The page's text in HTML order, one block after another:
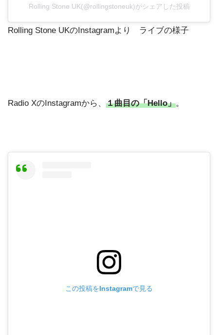
Rolling Stone UK(@rollingstoneuk)がシェアした投稿
Rolling Stone UKのInstagramより ライブの様子
Radio XのInstagramから、 １曲目の「Hello」。
この投稿をInstagramで見る